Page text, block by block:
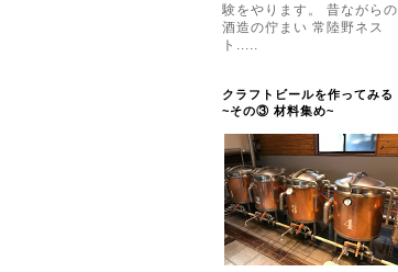
験をやります。 昔ながらの
酒造の佇まい 常陸野ネス
ト.....
クラフトビールを作ってみる
~その③ 材料集め~